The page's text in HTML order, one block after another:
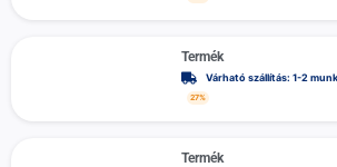
Termék
Várható szállítás: 1-2
27%
Termék